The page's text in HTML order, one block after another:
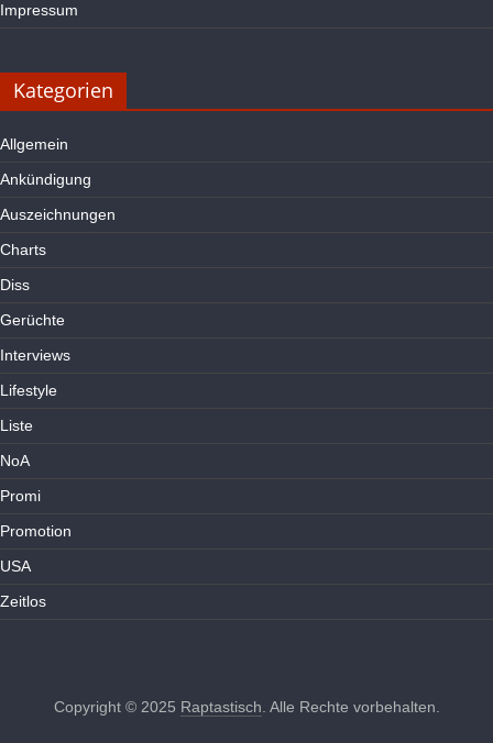
Impressum
Kategorien
Allgemein
Ankündigung
Auszeichnungen
Charts
Diss
Gerüchte
Interviews
Lifestyle
Liste
NoA
Promi
Promotion
USA
Zeitlos
Copyright © 2025 Raptastisch . Alle Rechte vorbehalten.